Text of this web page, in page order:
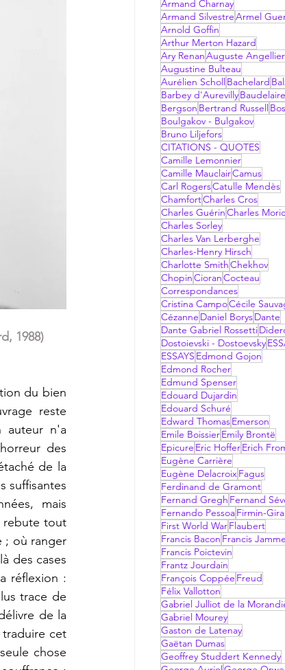
1988)
du bien
reste
auteur n'a
des
de la
suffisantes
mais
rebute tout
; où ranger
des cases
réflexion :
trace de
de la
cet
chose
Armand Charnay
Armand SilvestreArmel
Arnold Goffin
Arthur Merton Hazard
Ary RenanAuguste Angellier
Augustine Bulteau
Aurélien Scholl Bachelard
Barbey d'AurevillyBaudelaire
Bergson Bertrand Russell
Boulgakov - Bulgakov
Bruno Liljefors
CITATIONS - QUOTES
Camille Lemonnier
Camille MauclairCamus
Carl RogersCatulle Mendès
ChamfortCharles Cros
Charles GuérinCharles
Charles Sorley
Charles Van Lerberghe
Charles-Henry Hirsch
Charlotte SmithChekhov
ChopinCioranCocteau
Correspondances
Cristina CampoCécile
Cézanne Daniel BorysDante
Dante Gabriel Rossetti
Dostoievski - Dostoevsky
ESSAYS Edmond Gojon
Edmond Rocher
Edmund Spenser
Edouard Dujardin
Edouard Schuré
Edward ThomasEmerson
Emile BoissierEmily Brontë
Epicure Eric HofferErich
Eugène Carrière
Eugène DelacroixFagus
Ferdinand de Gramont
Fernand Gregh Fernand
Fernando PessoaFirmin-
First World WarFlaubert
Francis Bacon Francis
Francis Poictevin
Frantz Jourdain
François Coppée Freud
Félix Vallotton
Gabriel Julliot de la
Gabriel Mourey
Gaston de Latenay
Gaëtan Dumas
Geoffrey Studdert Kennedy